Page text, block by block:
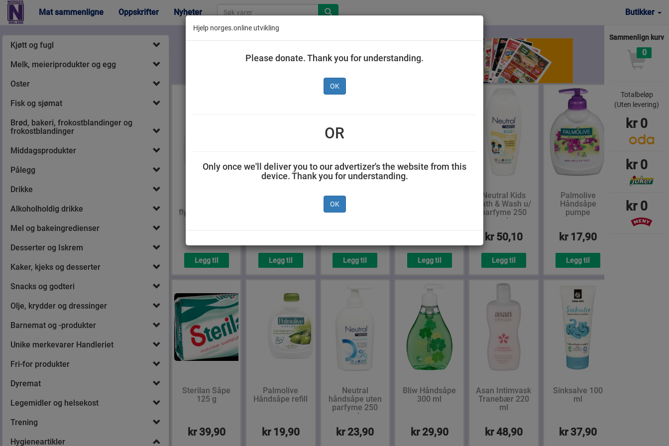
Mat sammenligne Oppskrifter Nyheter Butikker
Kjøtt og fugl
Melk, meieriprodukter og egg
Oster
Fisk og sjømat
Brød, bakeri, frokostblandinger og
frokostblandinger
Middagsprodukter
Pålegg
Drikke
Alkoholholdig drikke
Mel og bakeingredienser
Desserter og Iskrem
Kaker, kjeks og desserter
Snacks og godteri
Olje, krydder og dressinger
Barnemat og -produkter
Unike merkevarer Handleriet
Fri-for produkter
Dyremat
Legemidler og helsekost
Trening
Hygieneartikler
flytende 300 ml
Legg til Legg til
Dr. Greve
Intimvask 200
Legg til Legg til
Neutral Kids
Bath & Wash u/
parfyme 250
ml
kr 50,10
Legg til
Palmolive
Håndsåpe
pumpe
kr 17,90
Legg til
Sterilan Såpe
125 g
kr 39,90
Palmolive
Håndsåpe refill
kr 19,90
Neutral
håndsåpe uten
parfyme 250
ml
kr 23,90
Bliw Håndsåpe
300 ml
kr 29,90
Asan Intimvask
Tranebær 220
ml
kr 48,90
Sinksalve 100
ml
kr 37,90
Sammenlign kurv
0
Totalbeløp
(Uten levering)
kr 0
kr 0
kr 0
Hjelp norges.online utvikling
Please donate. Thank you for understanding.
OK
OR
Only once we'll deliver you to our advertizer's the website from this
device. Thank you for understanding.
OK